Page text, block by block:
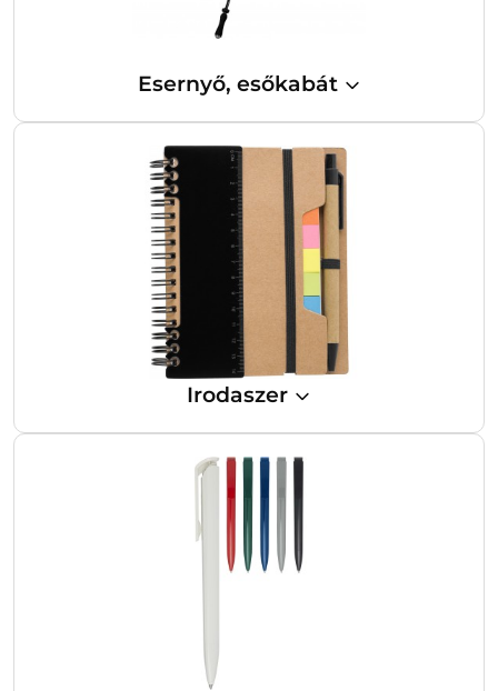
Esernyő, esőkabát
Irodaszer